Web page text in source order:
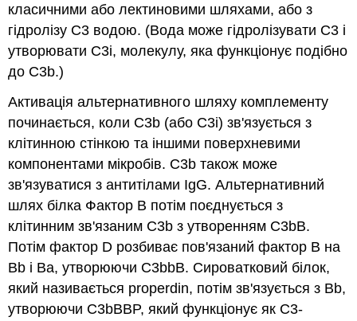
класичними або лектиновими шляхами, або з
гідролізу С3 водою. (Вода може гідролізувати C3 і
утворювати C3i, молекулу, яка функціонує подібно
до C3b.)
Активація альтернативного шляху комплементу
починається, коли C3b (або C3i) зв'язується з
клітинною стінкою та іншими поверхневими
компонентами мікробів. C3b також може
зв'язуватися з антитілами IgG. Альтернативний
шлях білка Фактор B потім поєднується з
клітинним зв'язаним C3b з утворенням C3bB.
Потім фактор D розбиває пов'язаний фактор B на
Bb і Ba, утворюючи C3bbB. Сироватковий білок,
який називається properdin, потім зв'язується з Bb,
утворюючи C3bBBP, який функціонує як C3-